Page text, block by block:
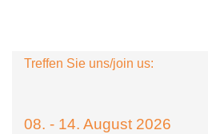
Treffen Sie uns/join us:
08. - 14. August 2026